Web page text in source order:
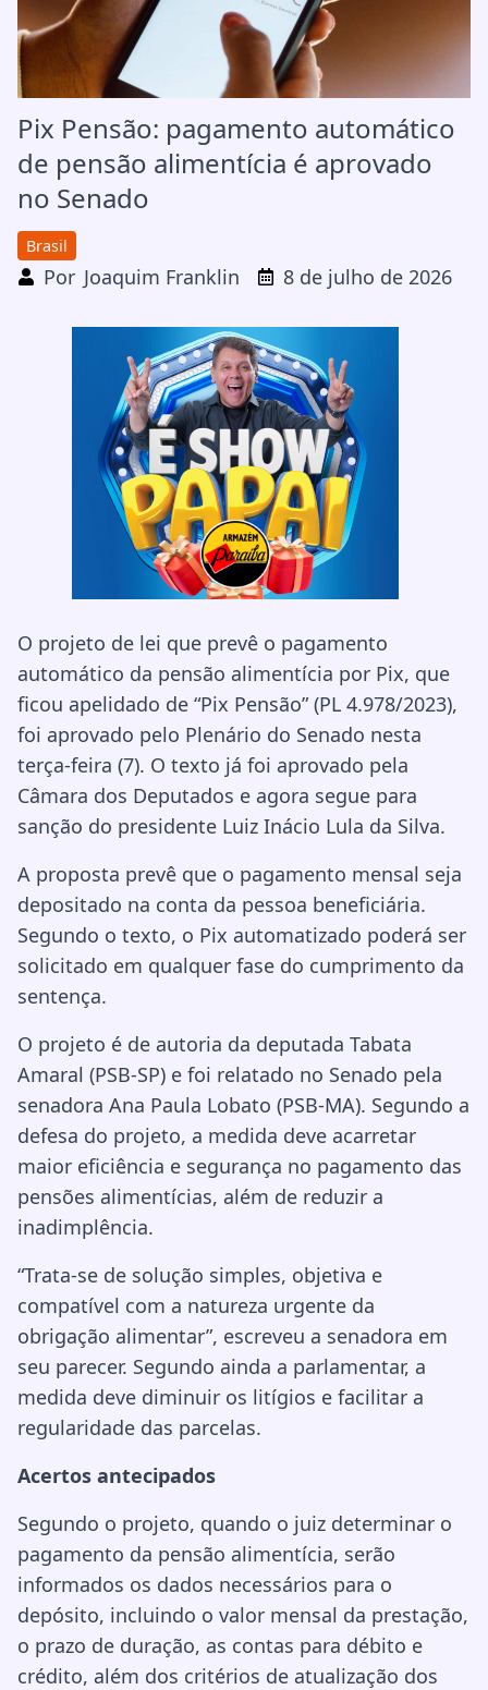
Pix Pensão: pagamento automático
de pensão alimentícia é aprovado
no Senado
Brasil
Por Joaquim Franklin 8 de julho de 2026
O projeto de lei que prevê o pagamento
automático da pensão alimentícia por Pix, que
ficou apelidado de “Pix Pensão” (PL 4.978/2023),
foi aprovado pelo Plenário do Senado nesta
terça-feira (7). O texto já foi aprovado pela
Câmara dos Deputados e agora segue para
sanção do presidente Luiz Inácio Lula da Silva.
A proposta prevê que o pagamento mensal seja
depositado na conta da pessoa beneficiária.
Segundo o texto, o Pix automatizado poderá ser
solicitado em qualquer fase do cumprimento da
sentença.
O projeto é de autoria da deputada Tabata
Amaral (PSB-SP) e foi relatado no Senado pela
senadora Ana Paula Lobato (PSB-MA). Segundo a
defesa do projeto, a medida deve acarretar
maior eficiência e segurança no pagamento das
pensões alimentícias, além de reduzir a
inadimplência.
“Trata-se de solução simples, objetiva e
compatível com a natureza urgente da
obrigação alimentar”, escreveu a senadora em
seu parecer. Segundo ainda a parlamentar, a
medida deve diminuir os litígios e facilitar a
regularidade das parcelas.
Acertos antecipados
Segundo o projeto, quando o juiz determinar o
pagamento da pensão alimentícia, serão
informados os dados necessários para o
depósito, incluindo o valor mensal da prestação,
o prazo de duração, as contas para débito e
crédito, além dos critérios de atualização dos